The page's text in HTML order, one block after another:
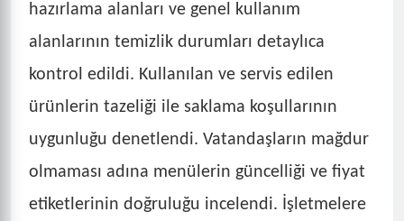
hazırlama alanları ve genel kullanım
alanlarının temizlik durumları detaylıca
kontrol edildi. Kullanılan ve servis edilen
ürünlerin tazeliği ile saklama koşullarının
uygunluğu denetlendi. Vatandaşların mağdur
olmaması adına menülerin güncelliği ve fiyat
etiketlerinin doğruluğu incelendi. İşletmelere